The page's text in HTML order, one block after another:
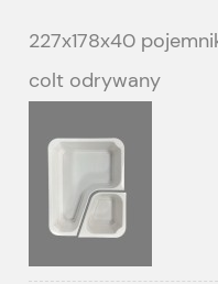
227x178x40
colt odrywany